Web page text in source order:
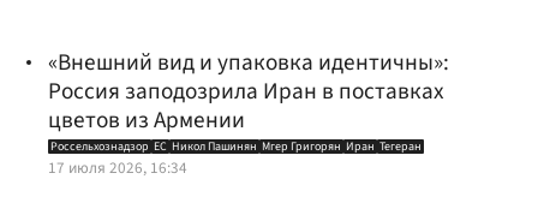
«Внешний вид и упаковка идентичны»:
Россия заподозрила Иран в поставках
цветов из Армении
Россельхознадзор ЕС Никол Пашинян Мгер Григорян Иран Тегеран
17 июля 2026, 16:34